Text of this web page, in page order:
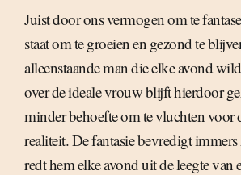
Juist door ons vermogen om te
staat om te groeien en gezond te
alleenstaande man die elke avond
over de ideale vrouw blijft hierdoor
minder behoefte om te vluchten voor
realiteit. De fantasie bevredigt
redt hem elke avond uit de leegte van